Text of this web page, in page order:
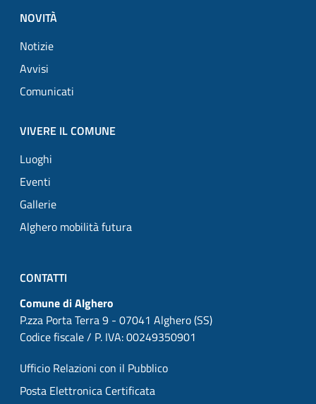
NOVITÀ
Notizie
Avvisi
Comunicati
VIVERE IL COMUNE
Luoghi
Eventi
Gallerie
Alghero mobilità futura
CONTATTI
Comune di Alghero
P.zza Porta Terra 9 - 07041 Alghero (SS)
Codice fiscale / P. IVA: 00249350901
Ufficio Relazioni con il Pubblico
Posta Elettronica Certificata